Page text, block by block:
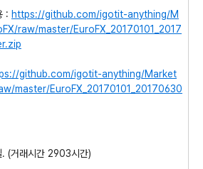
: https://github.com/igotit-anything/M
raw/master/EuroFX_20170101_2017
github.com/igotit-anything/Market
master/EuroFX_20170101_20170630
(거래시간 2903시간)